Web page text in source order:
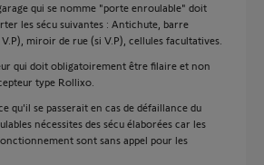
qui se nomme "porte enroulable" doit
les sécu suivantes : Antichute, barre
miroir de rue (si V.P), cellules facultatives.
qui doit obligatoirement être filaire et non
type Rollixo.
qu'il se passerait en cas de défaillance du
nécessites des sécu élaborées car les
sont sans appel pour les